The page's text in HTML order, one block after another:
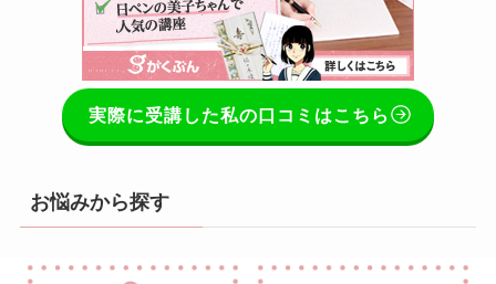
実際に受講した私の口コミはこちら
お悩みから探す